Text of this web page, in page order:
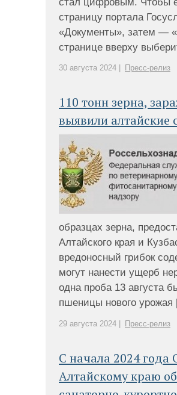
страницу портала
«Документы», затем —
странице вверху
30 августа 2024 | Пресс-релиз
110 тонн зерна,
выявили алтайские
образцах зерна,
Алтайского края и
вредоносный грибок
могут нанести ущерб
одна проба 13 августа
пшеницы нового урожая
29 августа 2024 | Пресс-релиз
С начала 2024
Алтайскому краю